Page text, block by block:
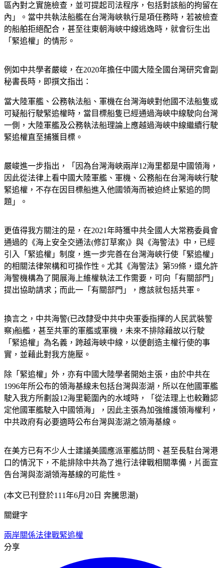
區內對之實施檢查，並可提起司法程序，包括對該船的拘留在
內」。當中共執法船艦在台灣海峽執行是項任務時，若被檢查
的船舶拒絕配合，甚至往東朝海峽中線逃逸時，就會衍生出
「緊追權」的情形。
例如中共學者嚴峻，在2020年擔任中國大陸全國台灣研究會副
秘書長時，即撰文指出：
當大陸軍艦、公務執法船、軍機在台灣海峽對他國不法船隻或
可疑船行駛緊追權時，當目標船隻已經通過海峽中線駛向台灣
一側，大陸軍艦及公務執法船理論上應越過海峽中線繼續行駛
緊追權直至捕獲目標。
嚴峻進一步指出，「因為台灣海峽兩岸12海里都是中國領海，
因此從法律上看中國大陸軍艦、軍機、公務船在台灣海峽行駛
緊追權，不存在因目標船進入他國領海而被迫終止緊追的問
題」。
更值得我方關注的是，在2021年時獲中共全國人大常務委員會
通過的《海上安全交通法(修訂草案)》與《海警法》中，已經
引入「緊追權」制度，進一步完善在台灣海峽行使「緊追權」
的相關法律架構和可操作性。尤其《海警法》第59條，還允許
海警機構為了開展海上維權執法工作需要，可向「有關部門」
提出協助請求；而此一「有關部門」，應該就包括共軍。
換言之，中共海警(已改隸受中共中央軍委指揮的人民武裝警
察)船艦，甚至共軍的軍艦或軍機，未來不排除藉故以行駛
「緊追權」為名義，跨越海峽中線，以便創造主權行使的事
實，並藉此對我方施壓。
除「緊追權」外，亦有中國大陸學者開始主張，由於中共在
1996年所公布的領海基線未包括台灣與澎湖，所以在他國軍艦
駛入我方所劃設12海里範圍內的水域時，「從法理上也較難認
定他國軍艦駛入中國領海」，因此主張為加強維護領海權利，
中共政府有必要適時公布台灣與澎湖之領海基線。
在美方已有不少人士建議美國應派軍艦訪問、甚至長駐台灣港
口的情況下，不能排除中共為了進行法律戰相關準備，片面宣
告台灣與澎湖領海基線的可能性。
(本文已刊登於111年6月20日 奔騰思潮)
關鍵字
兩岸關係法律戰緊追權
分享